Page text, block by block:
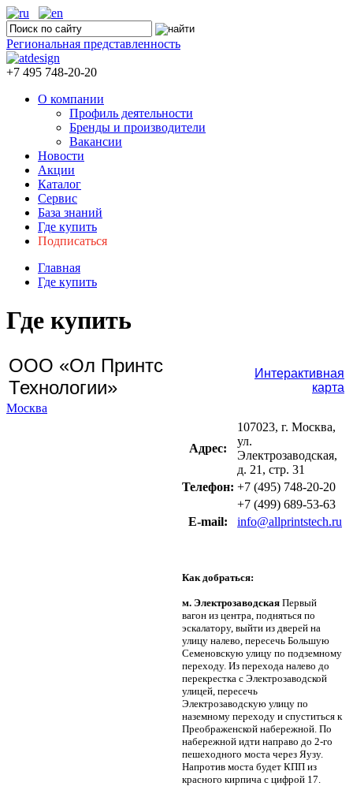
Региональная представленность
+7 495 748-20-20
О компании
Профиль деятельности
Бренды и производители
Вакансии
Новости
Акции
Каталог
Сервис
База знаний
Где купить
Подписаться
Главная
Где купить
Где купить
ООО «Ол Принтс
Технологии»
Интерактивная
карта
Москва
Адрес:
107023, г. Москва,
ул.
Электрозаводская,
д. 21, стр. 31
Телефон: +7 (495) 748-20-20
+7 (499) 689-53-63
Е-mail:
info@allprintstech.ru
Как добраться:
м. Электрозаводская Первый
вагон из центра, подняться по
эскалатору, выйти из дверей на
улицу налево, пересечь Большую
Семеновскую улицу по подземному
переходу. Из перехода налево до
перекрестка с Электрозаводской
улицей, пересечь
Электрозаводскую улицу по
наземному переходу и спуститься к
Преображенской набережной. По
набережной идти направо до 2-го
пешеходного моста через Яузу.
Напротив моста будет КПП из
красного кирпича с цифрой 17.